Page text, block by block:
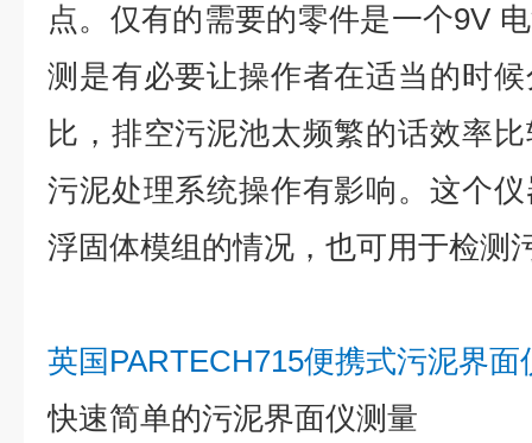
点。仅有的需要的零件是一个9V
测是有必要让操作者在适当的时
比，排空污泥池太频繁的话效率
污泥处理系统操作有影响。这个
浮固体模组的情况，也可用于检测
英国PARTECH715便携式污泥界面
快速简单的污泥界面仪测量